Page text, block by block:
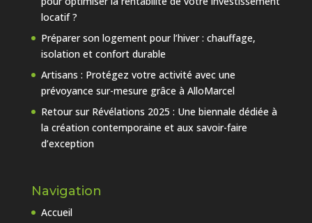
locatif ?
Préparer son logement pour l’hiver : chauffage,
isolation et confort durable
Artisans : Protégez votre activité avec une
prévoyance sur-mesure grâce à AlloMarcel
Retour sur Révélations 2025 : Une biennale dédiée à
la création contemporaine et aux savoir-faire
d’exception
Navigation
Accueil